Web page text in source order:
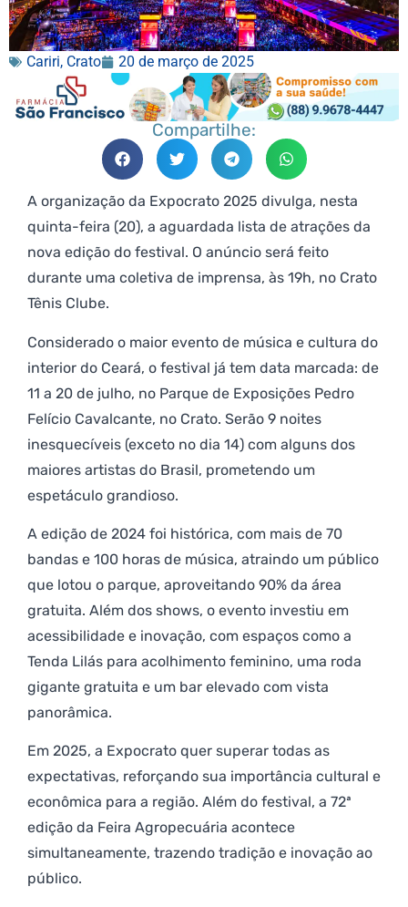
Cariri, Crato 20 de março de 2025
Compartilhe:
A organização da Expocrato 2025 divulga, nesta
quinta-feira (20), a aguardada lista de atrações da
nova edição do festival. O anúncio será feito
durante uma coletiva de imprensa, às 19h, no Crato
Tênis Clube.
Considerado o maior evento de música e cultura do
interior do Ceará, o festival já tem data marcada: de
11 a 20 de julho, no Parque de Exposições Pedro
Felício Cavalcante, no Crato. Serão 9 noites
inesquecíveis (exceto no dia 14) com alguns dos
maiores artistas do Brasil, prometendo um
espetáculo grandioso.
A edição de 2024 foi histórica, com mais de 70
bandas e 100 horas de música, atraindo um público
que lotou o parque, aproveitando 90% da área
gratuita. Além dos shows, o evento investiu em
acessibilidade e inovação, com espaços como a
Tenda Lilás para acolhimento feminino, uma roda
gigante gratuita e um bar elevado com vista
panorâmica.
Em 2025, a Expocrato quer superar todas as
expectativas, reforçando sua importância cultural e
econômica para a região. Além do festival, a 72ª
edição da Feira Agropecuária acontece
simultaneamente, trazendo tradição e inovação ao
público.